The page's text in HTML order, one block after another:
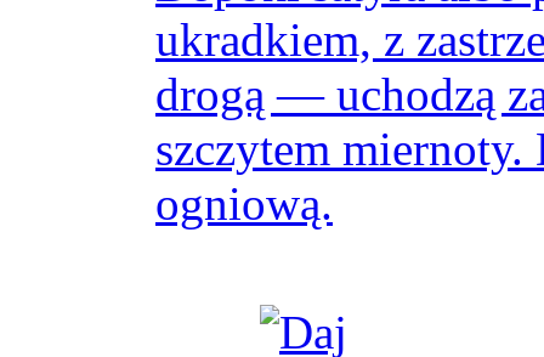
ukradkiem, z
drogą — uchodzą
szczytem
ogniową.